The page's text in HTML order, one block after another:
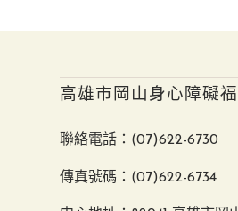
高雄市岡山身心障礙
聯絡電話： (07)622-6730
傳真號碼：(07)622-6734